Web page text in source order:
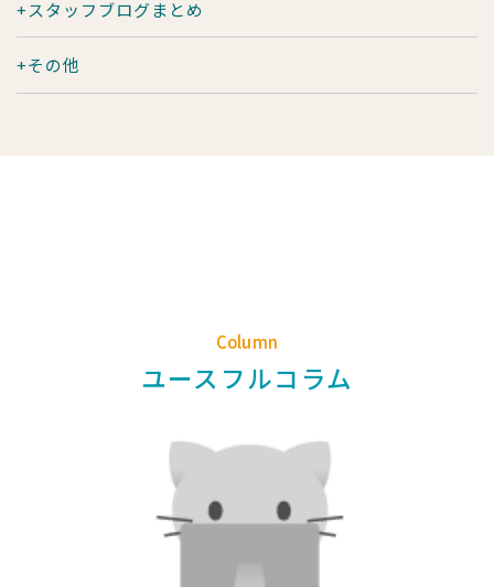
スタッフブログまとめ
その他
Column
ユースフルコラム